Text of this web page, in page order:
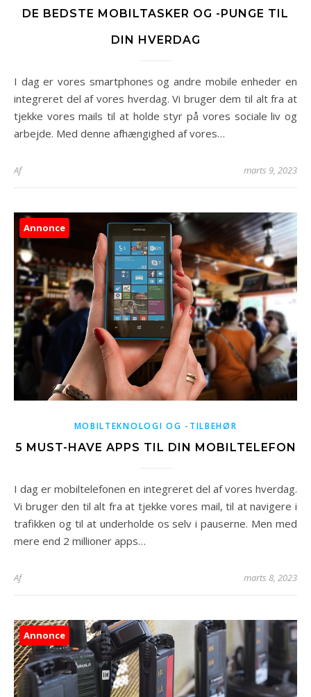
DE BEDSTE MOBILTASKER OG -PUNGE TIL
DIN HVERDAG
I dag er vores smartphones og andre mobile enheder en
integreret del af vores hverdag. Vi bruger dem til alt fra at
tjekke vores mails til at holde styr på vores sociale liv og
arbejde. Med denne afhængighed af vores…
Af marts 9, 2023
Annonce
MOBILTEKNOLOGI OG -TILBEHØR
5 MUST-HAVE APPS TIL DIN MOBILTELEFON
I dag er mobiltelefonen en integreret del af vores hverdag.
Vi bruger den til alt fra at tjekke vores mail, til at navigere i
trafikken og til at underholde os selv i pauserne. Men med
mere end 2 millioner apps…
Af marts 8, 2023
Annonce